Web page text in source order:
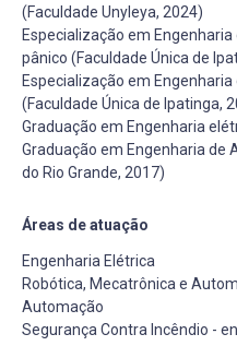
(Faculdade Unyleya, 2024)
Especialização em
pânico (Faculdade Única de
Especialização em
(Faculdade Única de Ipatinga,
Graduação em Engenharia
Graduação em Engenharia de
do Rio Grande, 2017)
Áreas de atuação
Engenharia Elétrica
Robótica, Mecatrônica e
Automação
Segurança Contra Incêndio -